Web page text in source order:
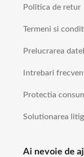
Politica de retur
Termeni si
Prelucrarea
Intrebari
Protectia
Solutionarea
Ai nevoie de